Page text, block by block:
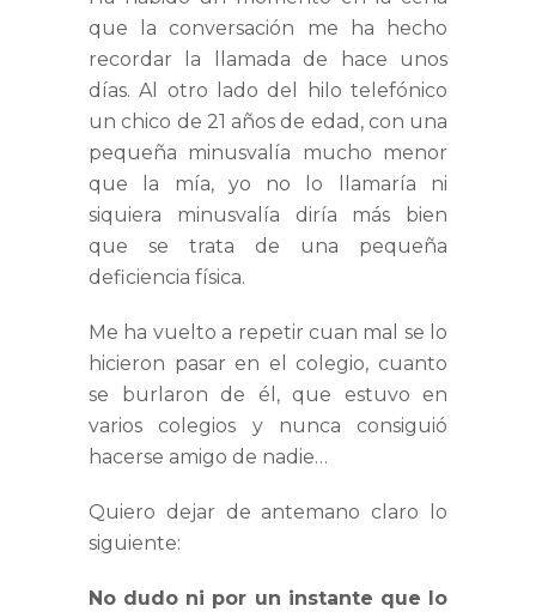
que la conversación me ha hecho
recordar la llamada de hace unos
días. Al otro lado del hilo telefónico
un chico de 21 años de edad, con una
pequeña minusvalía mucho menor
que la mía, yo no lo llamaría ni
siquiera minusvalía diría más bien
que se trata de una pequeña
deficiencia física.
Me ha vuelto a repetir cuan mal se lo
hicieron pasar en el colegio, cuanto
se burlaron de él, que estuvo en
varios colegios y nunca consiguió
hacerse amigo de nadie…
Quiero dejar de antemano claro lo
siguiente:
No dudo ni por un instante que lo